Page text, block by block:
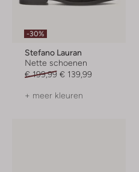
-30%
Stefano Lauran
Nette schoenen
€ 199,99 € 139,99
+ meer kleuren